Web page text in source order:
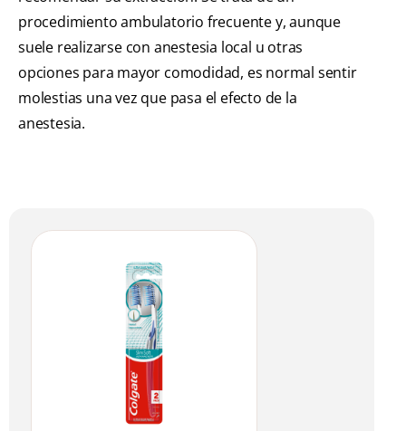
procedimiento ambulatorio frecuente y, aunque
suele realizarse con anestesia local u otras
opciones para mayor comodidad, es normal sentir
molestias una vez que pasa el efecto de la
anestesia.